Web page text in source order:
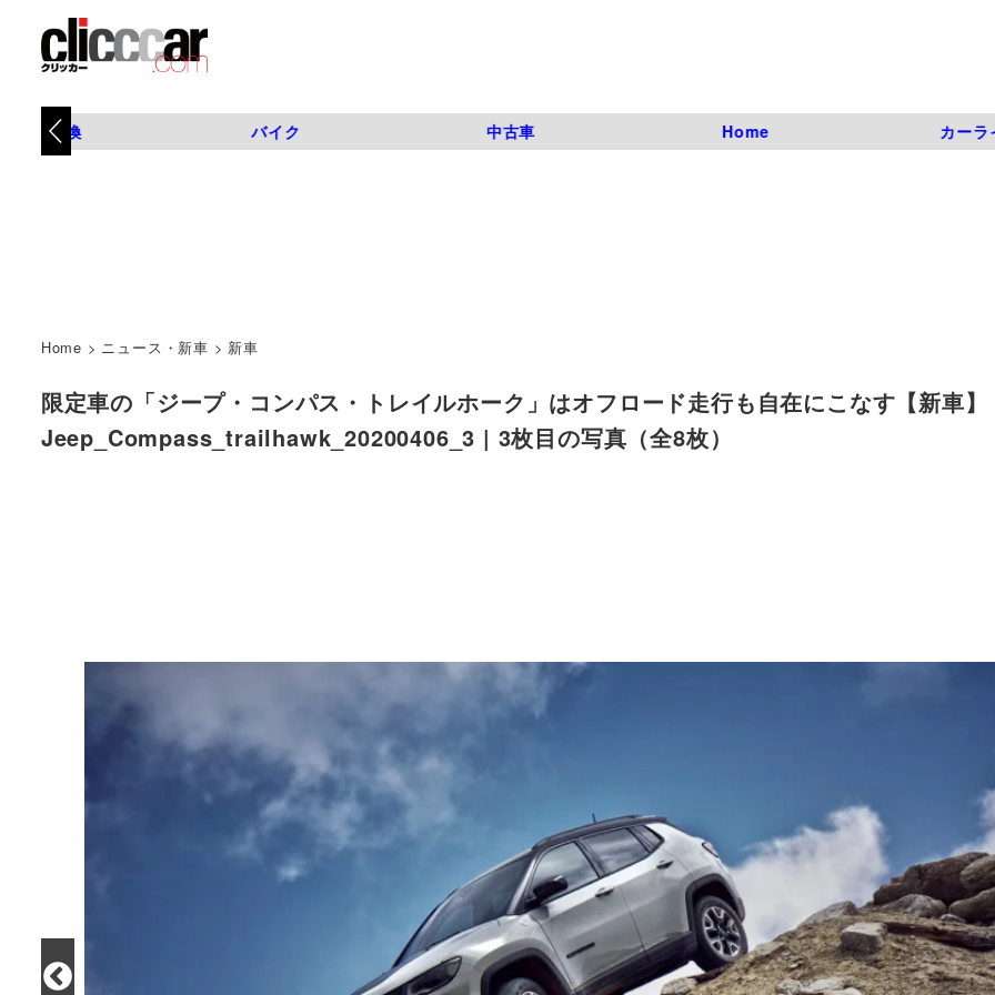
タイヤ交換 バイク 中古車 Home カーラ
Home > ニュース・新車 > 新車
限定車の「ジープ・コンパス・トレイルホーク」はオフロード走行も自在にこなす【新車
Jeep_Compass_trailhawk_20200406_3 | 3枚目の写真（全8枚）